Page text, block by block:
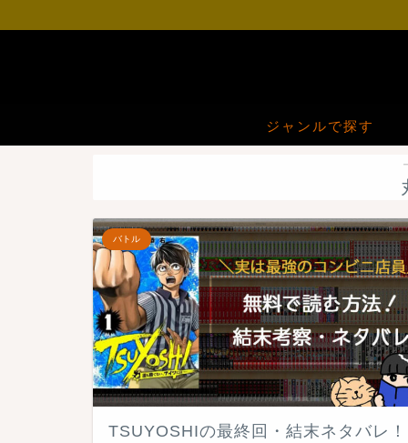
ジャンルで探す
バトル
TSUYOSHIの最終回・結末ネタバレ！